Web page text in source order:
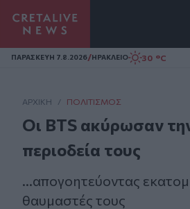
Homepage
ΠΑΡΑΣΚΕΥΗ 7.8.2026/ΗΡΑΚΛΕΙΟ 30 °C
ΑΡΧΙΚΗ / ΠΟΛΙΤΙΣΜΌΣ
Οι BTS ακύρωσαν
περιοδεία τους
...απογοητεύοντας
θαυμαστές τους